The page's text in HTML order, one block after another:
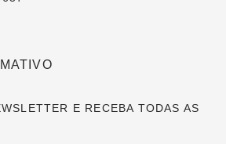
E RECEBA TODAS AS